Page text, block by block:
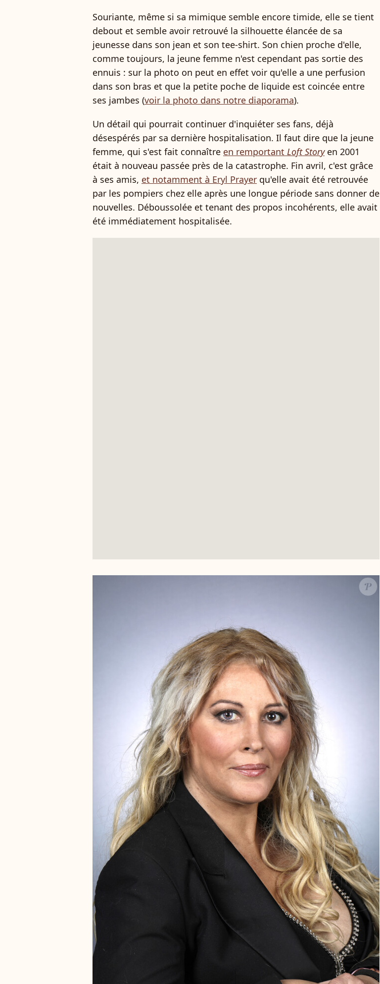
Souriante, même si sa mimique semble encore timide, elle se tient
debout et semble avoir retrouvé la silhouette élancée de sa
jeunesse dans son jean et son tee-shirt. Son chien proche d'elle,
comme toujours, la jeune femme n'est cependant pas sortie des
ennuis : sur la photo on peut en effet voir qu'elle a une perfusion
dans son bras et que la petite poche de liquide est coincée entre
ses jambes (voir la photo dans notre diaporama).
Un détail qui pourrait continuer d'inquiéter ses fans, déjà
désespérés par sa dernière hospitalisation. Il faut dire que la jeune
femme, qui s'est fait connaître en remportant Loft Storyen 2001
était à nouveau passée près de la catastrophe. Fin avril, c'est grâce
à ses amis, et notamment à Eryl Prayer qu'elle avait été retrouvée
par les pompiers chez elle après une longue période sans donner de
nouvelles. Déboussolée et tenant des propos incohérents, elle avait
été immédiatement hospitalisée.